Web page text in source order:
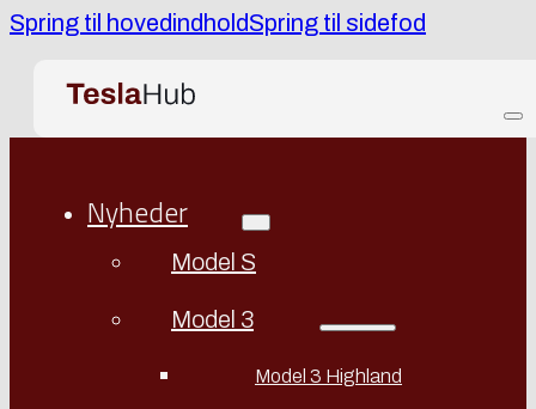
Spring til hovedindholdSpring til sidefod
Nyheder
Model S
Model 3
Model 3 Highland